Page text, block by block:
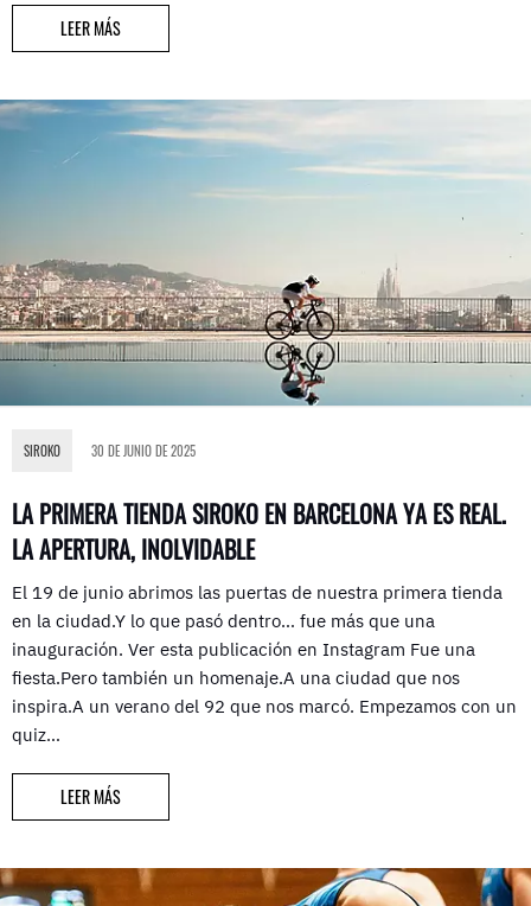
LEER MÁS
LA PRIMERA TIENDA SIROKO EN BARCELONA YA ES REAL.
LA APERTURA, INOLVIDABLE
SIROKO 30 DE JUNIO DE 2025
El 19 de junio abrimos las puertas de nuestra primera tienda
en la ciudad.Y lo que pasó dentro… fue más que una
inauguración. Ver esta publicación en Instagram Fue una
fiesta.Pero también un homenaje.A una ciudad que nos
inspira.A un verano del 92 que nos marcó. Empezamos con un
quiz…
LEER MÁS